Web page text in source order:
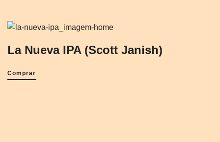
La Nueva IPA (Scott Janish)
Comprar